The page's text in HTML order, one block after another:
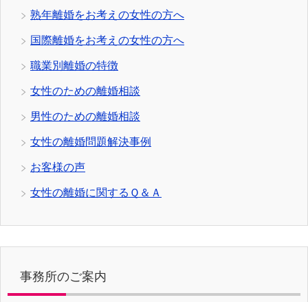
熟年離婚をお考えの女性の方へ
国際離婚をお考えの女性の方へ
職業別離婚の特徴
女性のための離婚相談
男性のための離婚相談
女性の離婚問題解決事例
お客様の声
女性の離婚に関するＱ＆Ａ
事務所のご案内